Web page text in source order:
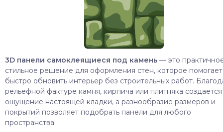
3D панели самоклеящиеся под камень— это
стильное решение для оформления стен, которое помогает
быстро обновить интерьер без строительных работ.
рельефной фактуре камня, кирпича или плитняка создается
ощущение настоящей кладки, а разнообразие размеров и
покрытий позволяет подобрать панели для любого
пространства.